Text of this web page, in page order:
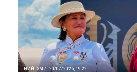
НИЙГЭМ / 20/07/2026, 19:22